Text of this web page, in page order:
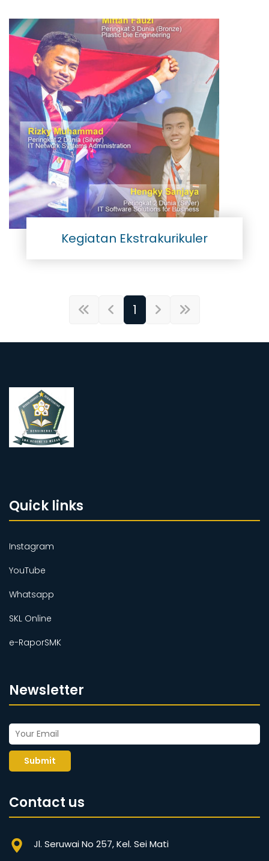
Kegiatan Ekstrakurikuler
1
Quick links
Instagram
YouTube
Whatsapp
SKL Online
e-RaporSMK
Newsletter
Submit
Contact us
Jl. Seruwai No 257, Kel. Sei Mati